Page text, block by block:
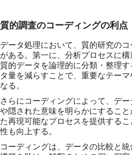
質的調査のコーディングの利点
データ処理において、質的研究の
がある。第一に、分析プロセスに
質的データを論理的に分類・整理
タ量を減らすことで、重要なテー
なる。
さらにコーディングによって、デ
や隠された意味を明らかにするこ
た再現可能なプロセスを提供する
性も向上する。
コーディングは、データの比較と